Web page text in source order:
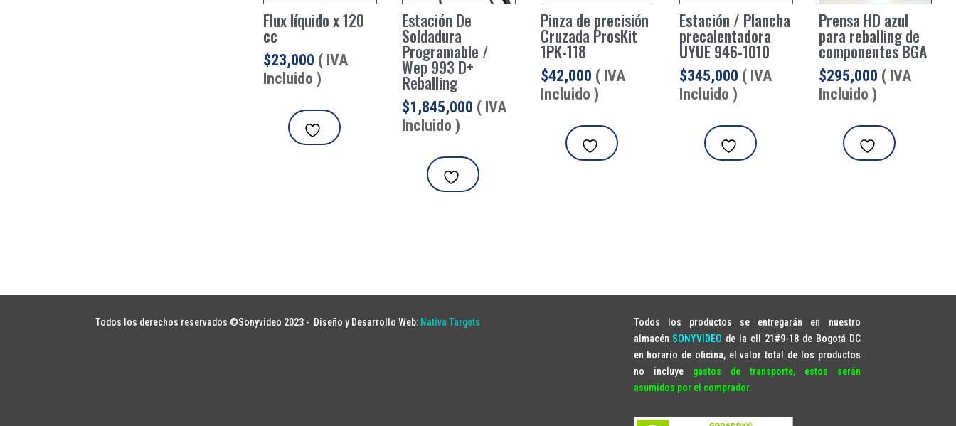
Flux líquido x 120
cc
$23,000 ( IVA
Incluido )
Estación De
Soldadura
Programable /
Wep 993 D+
Reballing
$1,845,000 ( IVA
Incluido )
Pinza de precisión
Cruzada ProsKit
1PK-118
$42,000 ( IVA
Incluido )
Estación / Plancha
precalentadora
UYUE 946-1010
$345,000 ( IVA
Incluido )
Prensa HD azul
para reballing de
componentes BGA
$295,000 ( IVA
Incluido )
Todos los derechos reservados ©Sonyvideo 2023 - Diseño y Desarrollo Web: Nativa Targets
Todos los productos se entregarán en nuestro
almacén SONYVIDEO de la cll 21#9-18 de Bogotá DC
en horario de oficina, el valor total de los productos
no incluye gastos de transporte, estos serán
asumidos por el comprador.